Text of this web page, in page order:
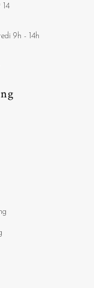
9h - 14h